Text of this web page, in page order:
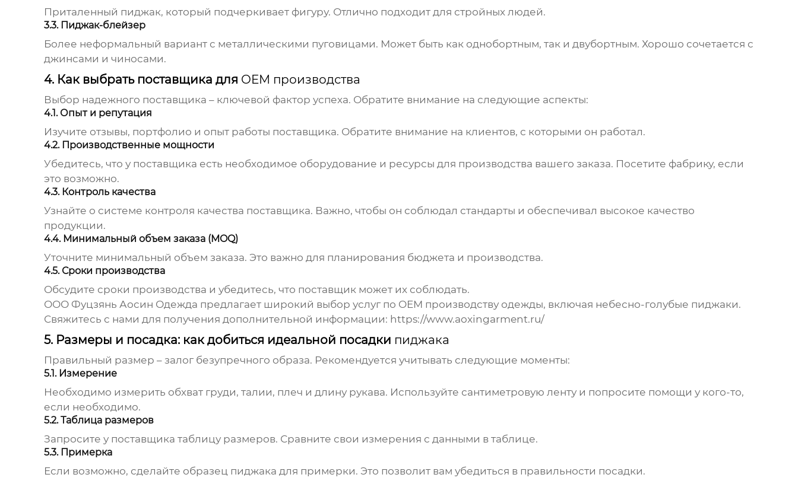
Приталенный пиджак, который подчеркивает фигуру. Отлично подходит для стройных людей.
3.3. Пиджак-блейзер
Более неформальный вариант с металлическими пуговицами. Может быть как однобортным, так и двубортным. Хорошо сочетается с
джинсами и чиносами.
4. Как выбрать поставщика для OEM производства
Выбор надежного поставщика – ключевой фактор успеха. Обратите внимание на следующие аспекты:
4.1. Опыт и репутация
Изучите отзывы, портфолио и опыт работы поставщика. Обратите внимание на клиентов, с которыми он работал.
4.2. Производственные мощности
Убедитесь, что у поставщика есть необходимое оборудование и ресурсы для производства вашего заказа. Посетите фабрику, если
это возможно.
4.3. Контроль качества
Узнайте о системе контроля качества поставщика. Важно, чтобы он соблюдал стандарты и обеспечивал высокое качество
продукции.
4.4. Минимальный объем заказа (MOQ)
Уточните минимальный объем заказа. Это важно для планирования бюджета и производства.
4.5. Сроки производства
Обсудите сроки производства и убедитесь, что поставщик может их соблюдать.
ООО Фуцзянь Аосин Одежда предлагает широкий выбор услуг по OEM производствуодежды, включая небесно-голубые пиджаки.
Свяжитесь с нами для получения дополнительной информации: https://www.aoxingarment.ru/
5. Размеры и посадка: как добиться идеальной посадки пиджака
Правильный размер – залог безупречного образа. Рекомендуется учитывать следующие моменты:
5.1. Измерение
Необходимо измерить обхват груди, талии, плеч и длину рукава. Используйте сантиметровую ленту и попросите помощи у кого-то,
если необходимо.
5.2. Таблица размеров
Запросите у поставщика таблицу размеров. Сравните свои измерения с данными в таблице.
5.3. Примерка
Если возможно, сделайте образец пиджака для примерки. Это позволит вам убедиться в правильности посадки.